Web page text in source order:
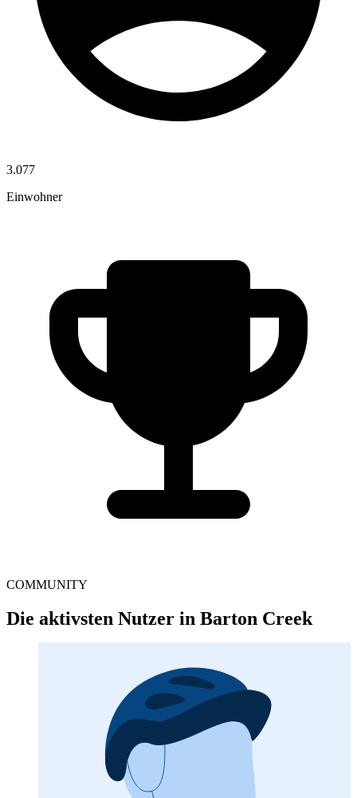
3.077
Einwohner
COMMUNITY
Die aktivsten Nutzer in Barton Creek